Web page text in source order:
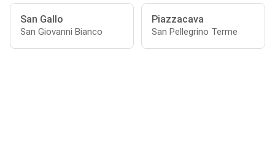
San Gallo
San Giovanni Bianco
Piazzacava
San Pellegrino Terme